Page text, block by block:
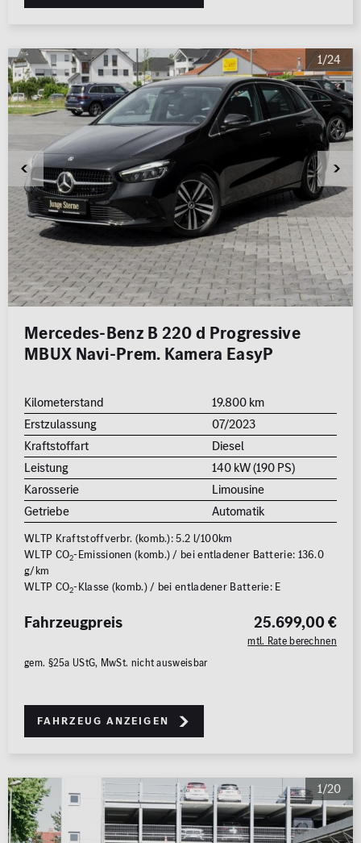
1/24
Mercedes-Benz B 220 d Progressive
MBUX Navi-Prem. Kamera EasyP
Kilometerstand
19.800 km
Erstzulassung
07/2023
Kraftstoffart
Diesel
Leistung
140 kW (190 PS)
Karosserie
Limousine
Getriebe
Automatik
WLTP Kraftstoffverbr. (komb.): 5.2 l/100km
WLTP CO2-Emissionen (komb.) / bei entladener Batterie: 136.0
g/km
WLTP CO2-Klasse (komb.) / bei entladener Batterie: E
25.699,00 €
mtl. Rate berechnen
Fahrzeugpreis
gem. §25a UStG, MwSt. nicht ausweisbar
Fahrzeug anzeigen
1/20